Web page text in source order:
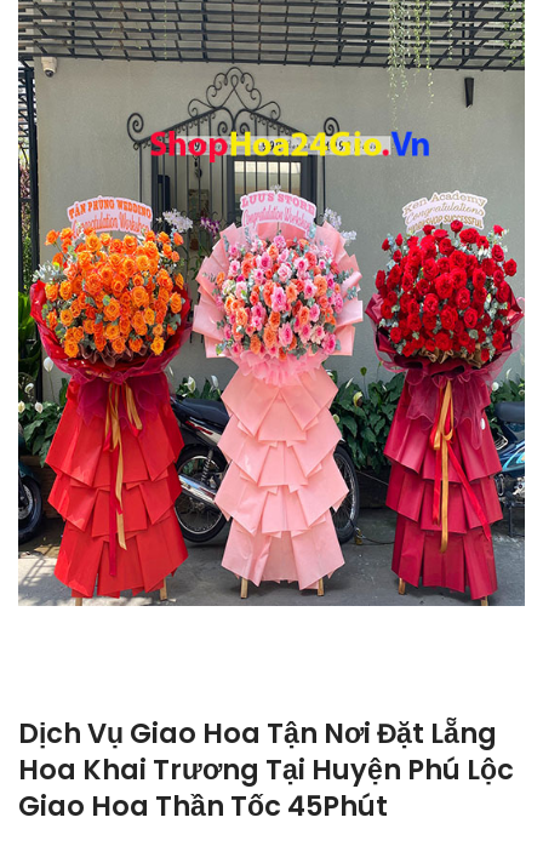
Dịch Vụ Giao Hoa Tận Nơi Đặt Lẵng
Hoa Khai Trương Tại Huyện Phú Lộc
Giao Hoa Thần Tốc 45Phút